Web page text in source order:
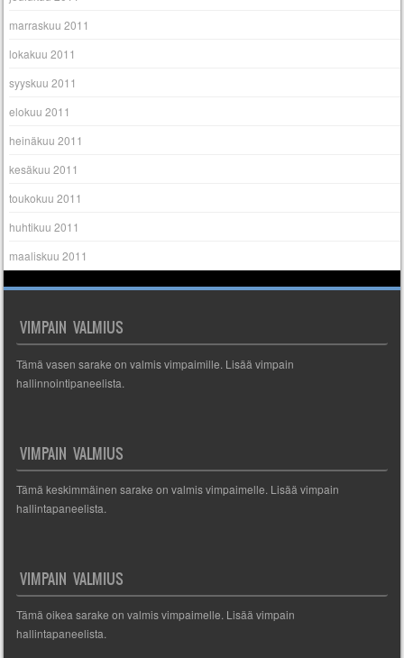
marraskuu 2011
lokakuu 2011
syyskuu 2011
elokuu 2011
heinäkuu 2011
kesäkuu 2011
toukokuu 2011
huhtikuu 2011
maaliskuu 2011
VIMPAIN VALMIUS
Tämä vasen sarake on valmis vimpaimille. Lisää vimpain
hallinnointipaneelista.
VIMPAIN VALMIUS
Tämä keskimmäinen sarake on valmis vimpaimelle. Lisää vimpain
hallintapaneelista.
VIMPAIN VALMIUS
Tämä oikea sarake on valmis vimpaimelle. Lisää vimpain
hallintapaneelista.